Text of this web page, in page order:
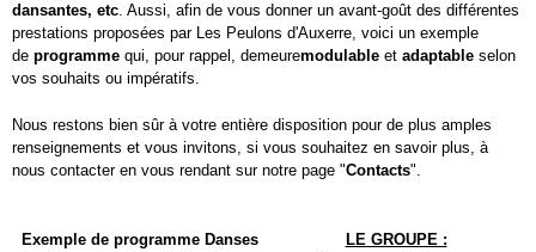
dansantes, etc. Aussi, afin de vous donner un avant-goût des différentes
prestations proposées par Les Peulons d'Auxerre, voici un exemple
de programme qui, pour rappel, demeuremodulable et adaptable selon
vos souhaits ou impératifs.
Nous restons bien sûr à votre entière disposition pour de plus amples
renseignements et vous invitons, si vous souhaitez en savoir plus, à
nous contacter en vous rendant sur notre page "Contacts".
Exemple de programme Danses
LE GROUPE :